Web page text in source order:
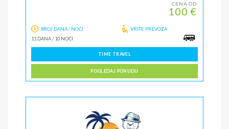
CENA OD
100 €
BROJ DANA / NOĆI
11 DANA/10 NOĆI
VRSTE PREVOZA
TIME TRAVEL
POGLEDAJ PONUDU